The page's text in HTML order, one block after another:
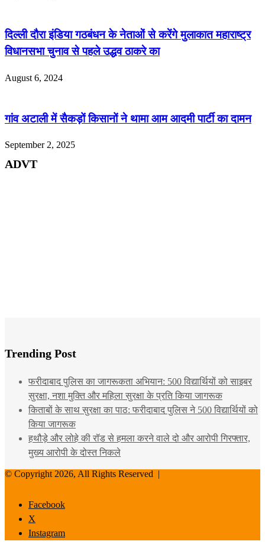
दिल्ली दौरा इंडिया गठबंधन के नेताओं से करेंगे मुलाकात महाराष्ट्र
विधानसभा चुनाव से पहले उद्धव ठाकरे का
August 6, 2024
गांव अटाली में सैकड़ों किसानों ने थामा आम आदमी पार्टी का दामन
September 2, 2025
ADVT
Trending Post
फरीदाबाद पुलिस का जागरूकता अभियान: 500 विद्यार्थियों को साइबर
सुरक्षा, नशा मुक्ति और महिला सुरक्षा के प्रति किया जागरूक
किताबों के साथ सुरक्षा का पाठ: फरीदाबाद पुलिस ने 500 विद्यार्थियों को
किया जागरूक
हथौड़े और लोहे की रॉड से हमला करने वाले दो और आरोपी गिरफ्तार,
मुख्य आरोपी के दोस्त निकले
© Copyright 2026, All Rights Reserved |
Facebook
X
Instagram